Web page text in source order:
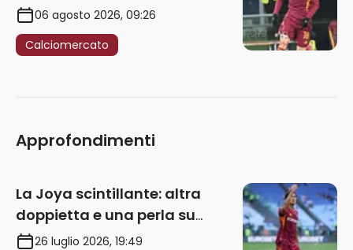
06 agosto 2026, 09:26
Calciomercato
Approfondimenti
La Joya scintillante: altra
doppietta e una perla su
punizione – VIDEO
26 luglio 2026, 19:49